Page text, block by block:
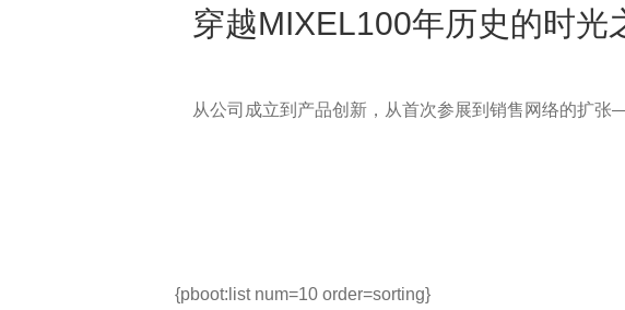
穿越MIXEL100年历史的时光
从公司成立到产品创新，从首次参展到销售网络的扩
{pboot:list num=10 order=sorting}